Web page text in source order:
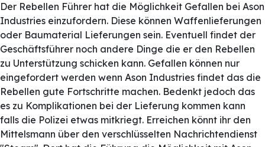
Der Rebellen Führer hat die Möglichkeit Gefallen bei Ason
Industries einzufordern. Diese können Waffenlieferungen
oder Baumaterial Lieferungen sein. Eventuell findet der
Geschäftsführer noch andere Dinge die er den Rebellen
zu Unterstützung schicken kann. Gefallen können nur
eingefordert werden wenn Ason Industries findet das die
Rebellen gute Fortschritte machen. Bedenkt jedoch das
es zu Komplikationen bei der Lieferung kommen kann
falls die Polizei etwas mitkriegt. Erreichen könnt ihr den
Mittelsmann über den verschlüsselten Nachrichtendienst